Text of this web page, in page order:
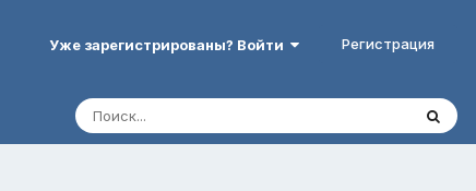
Уже зарегистрированы? Войти Регистрация